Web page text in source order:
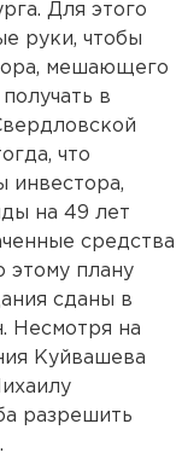
Для этого
руки, чтобы
мешающего
в
что
инвестора,
на 49 лет
средства
этому плану
сданы в
Несмотря на
Куйвашева
разрешить